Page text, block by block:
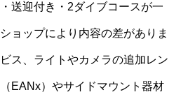
送迎付き・2ダイブコースが一
ョップにより内容の差がありま
ス、ライトやカメラの追加レン
EANx）やサイドマウント器材